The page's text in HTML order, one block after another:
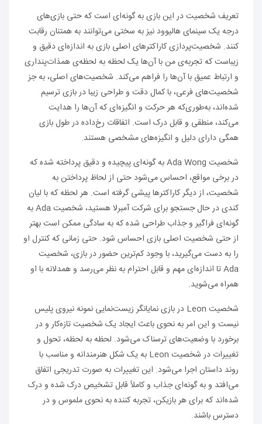
تعریف شخصیت در این بازی به گونه‌ای است که حتی بازی‌های
درجه یک سینمای هالیوود نیز به سختی می‌توانند به همتنان رقابت
کنند. شخصیت‌پردازی کاراکترهای اصلی بازی به اندازه‌ای دقیق و
زیباست که تجربه‌ی من با آن‌ها یک لحظه به لحظه‌ی همذات‌پنداری
و ارتباط عمیق با آن‌ها را فراهم می‌کند. شخصیت‌های اصلی، به جز
شخصیت‌های فرعی، با کمال دقت و طراحی زیبا در بازی ترسیم
شده‌اند، به‌طوری‌که هر حرکت و انگیزه‌ای که آن‌ها را هدایت
می‌کند، منطقی و قابل درک است. اتفاقات رخ‌داده در طول بازی
همگی دارای دلیل و انگیزه‌های مشخصی هستند.
شخصیت Ada Wong به گونه‌ای پیچیده و دقیق پرداخته شده که
در برخی مواقع، احساس می‌شود حتی از لحاظ پرداختن به
شخصیت، از دیگر کاراکترها پیشی گرفته است. هر لحظه که با لیان
کندی در حال جستجو برای شرکت آمبرلا هستید، شخصیت Ada به
گونه‌ای فراگیر و جذاب طراحی شده که به سادگی ممکن است بهتر
از حتی شخصیت اصلی بازی احساس شود. حتی زمانی که کنترل او
را به دست می‌گیرید، با وجود کم‌ترین حضور در بازی، شخصیت
Ada تا اندازه‌ای مهم و قابل احترام به نظر می‌رسد و همدلانه با او
همراه می‌شوید.
شخصیت Leon در بازی نمایانگر زیست‌نمایی نمونه نیروی پلیس
نیست و این امر به نحوی باعث ایجاد یک شخصیت تازه‌کار و در
برخورد با وضعیت‌های ترسناک می‌شود. لحظه به لحظه، تحول و
تغییرات در شخصیت Leon به یک شکل هنرمندانه و مناسب با
روند داستان اجرا می‌شود. این تغییرات به صورت تدریجی اتفاق
می‌افتد و به گونه‌ای جذاب و کاملاً قابل تشخیص درک شده و درک
شده‌اند که برای هر بازیکن، تجربه کننده به نحوی ملموس و در
دسترس باشند.